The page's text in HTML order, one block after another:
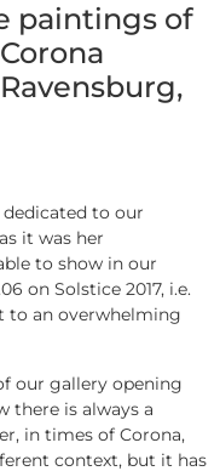
paintings of
to our
it was her
to show in our
on Solstice 2017, i.e.
to an overwhelming
our gallery opening
there is always a
in times of Corona,
context, but it has